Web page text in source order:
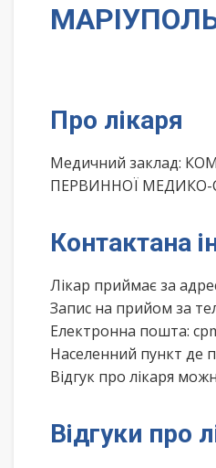
Про лікаря
Медичний заклад:
ПЕРВИННОЇ МЕДИКО-
Контактана
Лікар приймає за
Запис на прийом за
Електронна пошта:
Населенний пункт де
Відгук про лікаря
Відгуки про